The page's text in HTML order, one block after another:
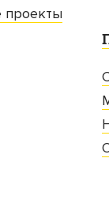
проекты